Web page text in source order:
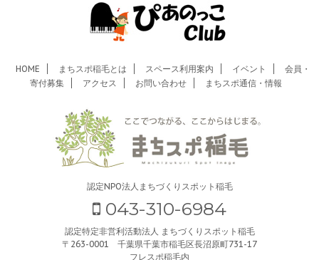
HOME まちスポ稲毛とは スペース利用案内 イベント
会員・
寄付募集
アクセス お問い合わせ まちスポ通信・情報
認定NPO法人まちづくりスポット稲毛
043-310-6984
認定特定非営利活動法人 まちづくりスポット稲毛
〒263-0001 千葉県千葉市稲毛区長沼原町731-17
フレスポ稲毛内